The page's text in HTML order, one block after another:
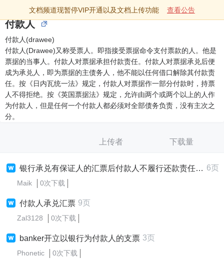
文档频道现暂停VIP开通以及文档上传功能 查看公告
付款人
付款人(drawee)
付款人(Drawee)又称受票人。即指接受票据命令支付票款的人。他是
票据的当事人。付款人对票据承担付款责任。付款人对票据承兑后便
成为承兑人，即为票据的主债务人，他不能以任何借口解除其付款责
任。按《日内瓦统一法》规定，付款人对票据作一部分付款时，持票
人不得拒绝。按《英国票据法》规定，允许由两个或两个以上的人作
为付款人，但是任何一个付款人都必须对全部债务负责，没有主次之
分。
上传者 下载量
银行承兑有保证人的汇票后付款人不履行还款责任案例 6页
Maik 0次下载
付款人承兑汇票 9页
Zal3128 0次下载
banker开立以银行为付款人的支票 3页
Phonetic 0次下载